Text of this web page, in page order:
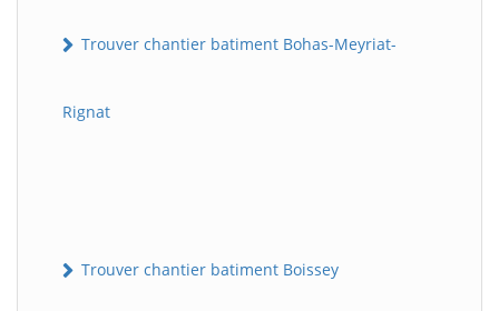
Trouver chantier batiment Bohas-Meyriat-
Rignat
Trouver chantier batiment Boissey